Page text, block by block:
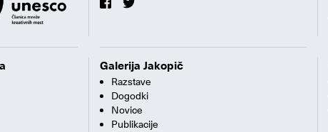
Galerija Jakopič
Razstave
Dogodki
Novice
Publikacije